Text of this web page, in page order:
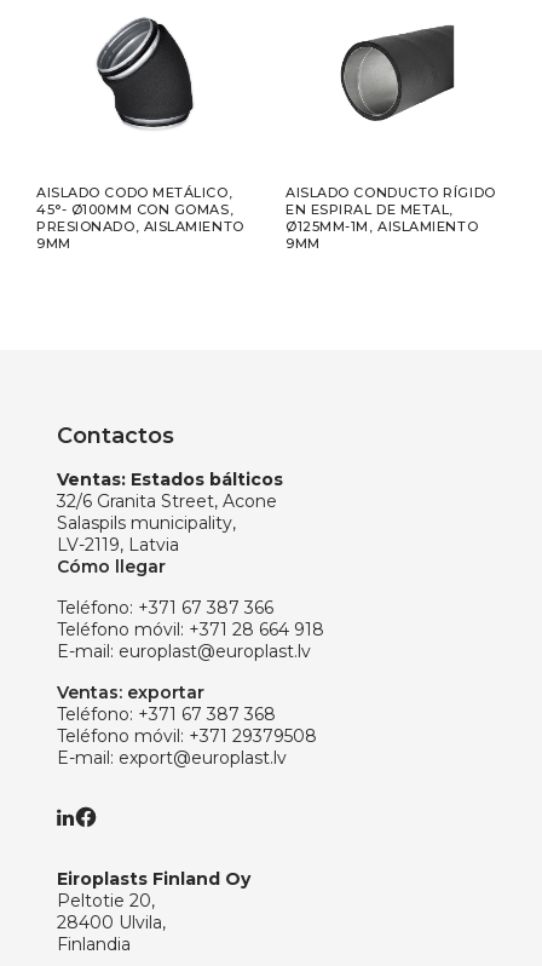
AISLADO CODO METÁLICO,
45°- Ø100MM CON GOMAS,
PRESIONADO, AISLAMIENTO
9MM
AISLADO CONDUCTO RÍGIDO
EN ESPIRAL DE METAL,
Ø125MM-1M, AISLAMIENTO
9MM
Contactos
Ventas: Estados bálticos
32/6 Granita Street, Acone
Salaspils municipality,
LV-2119, Latvia
Cómo llegar
Teléfono: +371 67 387 366
Teléfono móvil: +371 28 664 918
E-mail: europlast@europlast.lv
Ventas: exportar
Teléfono: +371 67 387 368
Teléfono móvil: +371 29379508
E-mail: export@europlast.lv
Eiroplasts Finland Oy
Peltotie 20,
28400 Ulvila,
Finlandia